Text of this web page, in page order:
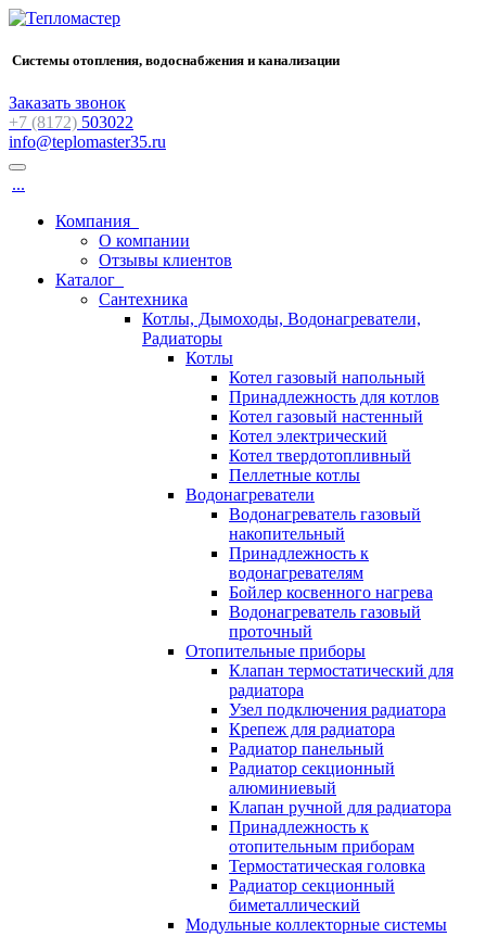
Системы отопления, водоснабжения и канализации
Заказать звонок
+7 (8172) 503022
info@teplomaster35.ru
...
Компания
О компании
Отзывы клиентов
Каталог
Сантехника
Котлы, Дымоходы, Водонагреватели,
Радиаторы
Котлы
Котел газовый напольный
Принадлежность для котлов
Котел газовый настенный
Котел электрический
Котел твердотопливный
Пеллетные котлы
Водонагреватели
Водонагреватель газовый
накопительный
Принадлежность к
водонагревателям
Бойлер косвенного нагрева
Водонагреватель газовый
проточный
Отопительные приборы
Клапан термостатический для
радиатора
Узел подключения радиатора
Крепеж для радиатора
Радиатор панельный
Радиатор секционный
алюминиевый
Клапан ручной для радиатора
Принадлежность к
отопительным приборам
Термостатическая головка
Радиатор секционный
биметаллический
Модульные коллекторные системы